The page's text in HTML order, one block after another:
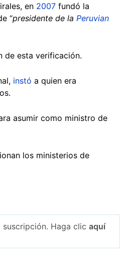
en 2007 fundó la
“presidente de la Peruvian
de esta verificación.
instó a quien era
asumir como ministro de
los ministerios de
Haga clic aquí